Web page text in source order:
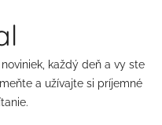
každý deň a vy ste
a užívajte si príjemné